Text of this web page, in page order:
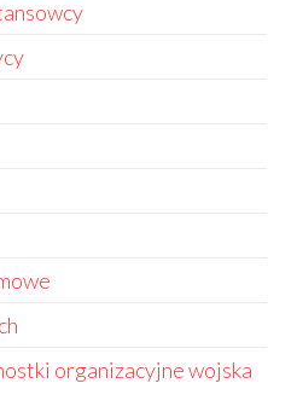
organizacyjne wojska